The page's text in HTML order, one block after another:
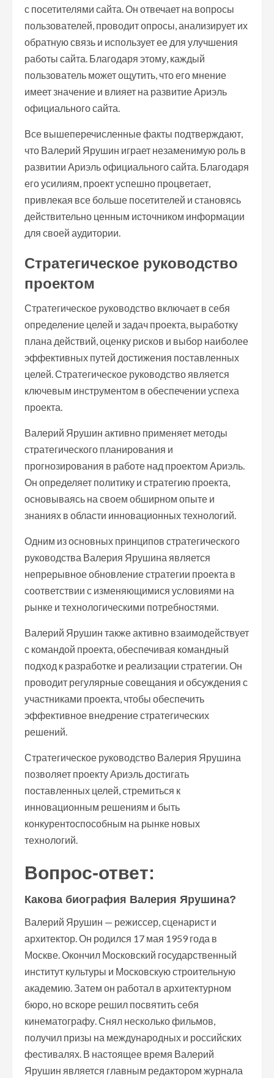
с посетителями сайта. Он отвечает на вопросы
пользователей, проводит опросы, анализирует их
обратную связь и использует ее для улучшения
работы сайта. Благодаря этому, каждый
пользователь может ощутить, что его мнение
имеет значение и влияет на развитие Ариэль
официального сайта.
Все вышеперечисленные факты подтверждают,
что Валерий Ярушин играет незаменимую роль в
развитии Ариэль официального сайта. Благодаря
его усилиям, проект успешно процветает,
привлекая все больше посетителей и становясь
действительно ценным источником информации
для своей аудитории.
Стратегическое руководство
проектом
Стратегическое руководство включает в себя
определение целей и задач проекта, выработку
плана действий, оценку рисков и выбор наиболее
эффективных путей достижения поставленных
целей. Стратегическое руководство является
ключевым инструментом в обеспечении успеха
проекта.
Валерий Ярушин активно применяет методы
стратегического планирования и
прогнозирования в работе над проектом Ариэль.
Он определяет политику и стратегию проекта,
основываясь на своем обширном опыте и
знаниях в области инновационных технологий.
Одним из основных принципов стратегического
руководства Валерия Ярушина является
непрерывное обновление стратегии проекта в
соответствии с изменяющимися условиями на
рынке и технологическими потребностями.
Валерий Ярушин также активно взаимодействует
с командой проекта, обеспечивая командный
подход к разработке и реализации стратегии. Он
проводит регулярные совещания и обсуждения с
участниками проекта, чтобы обеспечить
эффективное внедрение стратегических
решений.
Стратегическое руководство Валерия Ярушина
позволяет проекту Ариэль достигать
поставленных целей, стремиться к
инновационным решениям и быть
конкурентоспособным на рынке новых
технологий.
Вопрос-ответ:
Какова биография Валерия Ярушина?
Валерий Ярушин — режиссер, сценарист и
архитектор. Он родился 17 мая 1959 года в
Москве. Окончил Московский государственный
институт культуры и Московскую строительную
академию. Затем он работал в архитектурном
бюро, но вскоре решил посвятить себя
кинематографу. Снял несколько фильмов,
получил призы на международных и российских
фестивалях. В настоящее время Валерий
Ярушин является главным редактором журнала